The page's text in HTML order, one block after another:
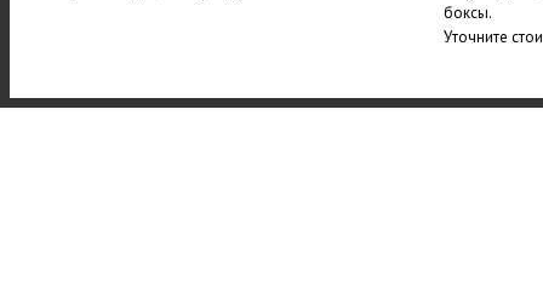
боксы.
Уточните